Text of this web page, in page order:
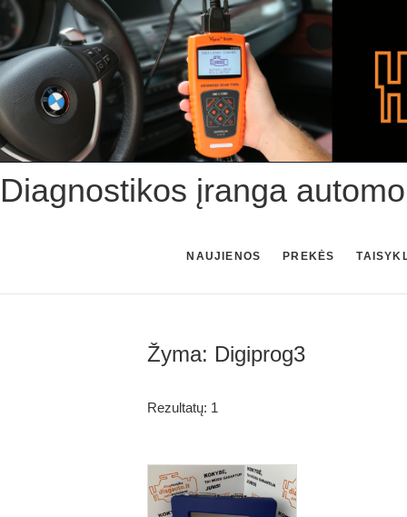
Skip
to
content
Diagnostikos įranga
NAUJIENOS PREKĖS
Žyma: Digiprog3
Rezultatų: 1